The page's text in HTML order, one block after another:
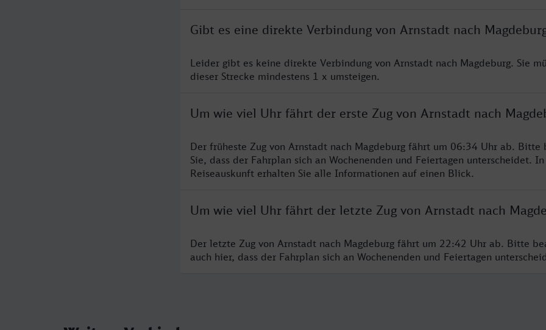
Gibt es eine direkte Verbindung von Arnstadt nach
Leider gibt es keine direkte Verbindung von Arnstadt nach Magdeburg. Sie
dieser Strecke mindestens 1 x umsteigen.
Um wie viel Uhr fährt der erste Zug von Arnstadt nach
Der früheste Zug von Arnstadt nach Magdeburg fährt um 06:34 Uhr ab. Bitte
Sie, dass der Fahrplan sich an Wochenenden und Feiertagen unterscheidet.
Reiseauskunft erhalten Sie alle Informationen auf einen Blick.
Um wie viel Uhr fährt der letzte Zug von Arnstadt nach
Der letzte Zug von Arnstadt nach Magdeburg fährt um 22:42 Uhr ab. Bitte
auch hier, dass der Fahrplan sich an Wochenenden und Feiertagen